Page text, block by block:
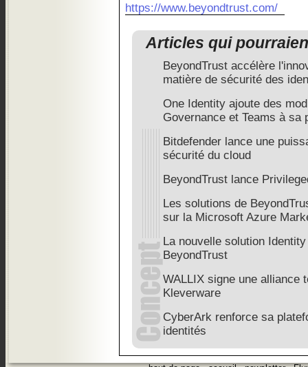
https://www.beyondtrust.com/
Articles qui
BeyondTrust accélère
matière de sécurité des
One Identity ajoute des
Governance et Teams à sa
Bitdefender lance une
sécurité du cloud
BeyondTrust lance
Les solutions de
sur la Microsoft Azure
La nouvelle solution
BeyondTrust
WALLIX signe une alliance
Kleverware
CyberArk renforce sa
identités